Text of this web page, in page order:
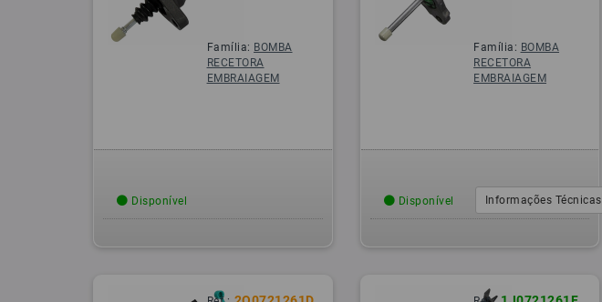
Família: BOMBA
RECETORA
EMBRAIAGEM
Disponível
Família: BOMBA
RECETORA
EMBRAIAGEM
Disponível Informações Técnicas